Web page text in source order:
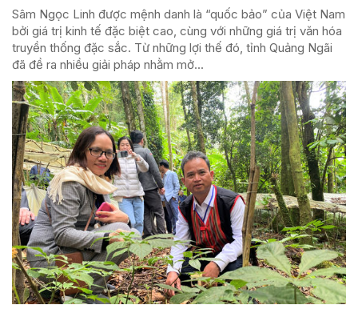
Sâm Ngọc Linh được mệnh danh là “quốc bảo” của Việt Nam
bởi giá trị kinh tế đặc biệt cao, cùng với những giá trị văn hóa
truyền thống đặc sắc. Từ những lợi thế đó, tỉnh Quảng Ngãi
đã đề ra nhiều giải pháp nhằm mở...